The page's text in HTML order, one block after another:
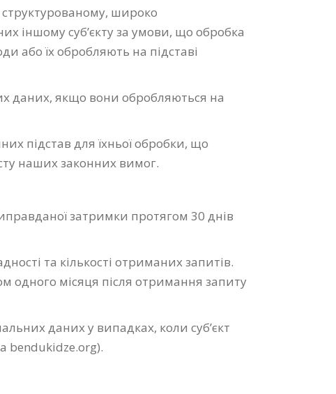
широко
іншому суб’єкту за умови, що обробка
або їх обробляють на підставі
даних, якщо вони обробляються на
підстав для їхньої обробки, що
наших законних вимог.
затримки протягом 30 днів
та кількості отриманих запитів.
одного місяця після отримання запиту
даних у випадках, коли суб’єкт
bendukidze.org).